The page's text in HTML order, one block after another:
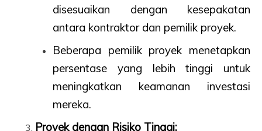
disesuaikan dengan kesepakatan
antara kontraktor dan pemilik proyek.
Beberapa pemilik proyek menetapkan
persentase yang lebih tinggi untuk
meningkatkan keamanan investasi
mereka.
Proyek dengan Risiko Tinggi: